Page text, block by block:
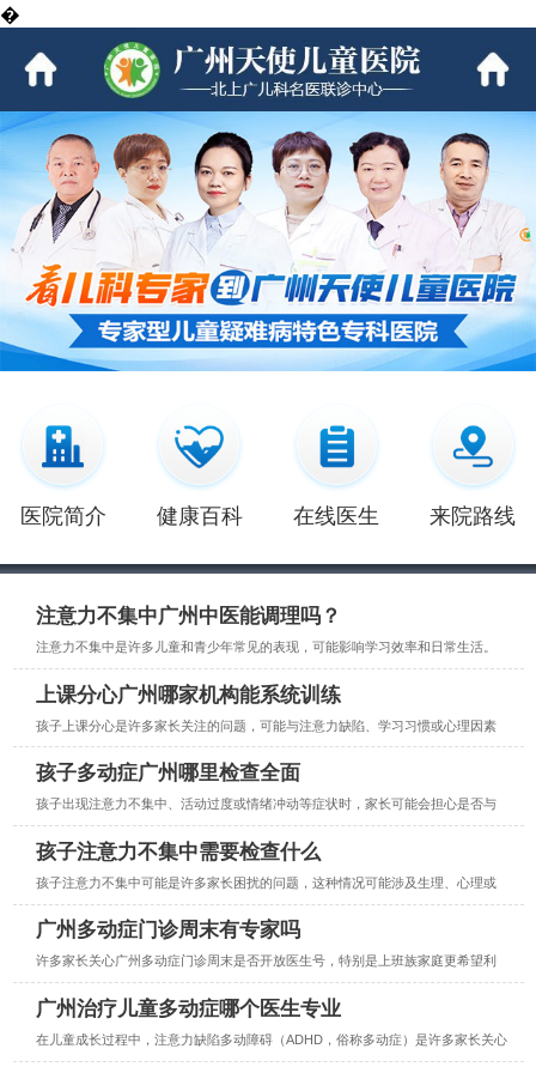
�
医院简介 健康百科 在线医生 来院路线
注意力不集中广州中医能调理吗？
注意力不集中是许多儿童和青少年常见的表现，可能影响学习效率和日常生活。
上课分心广州哪家机构能系统训练
孩子上课分心是许多家长关注的问题，可能与注意力缺陷、学习习惯或心理因素
孩子多动症广州哪里检查全面
孩子出现注意力不集中、活动过度或情绪冲动等症状时，家长可能会担心是否与
孩子注意力不集中需要检查什么
孩子注意力不集中可能是许多家长困扰的问题，这种情况可能涉及生理、心理或
广州多动症门诊周末有专家吗
许多家长关心广州多动症门诊周末是否开放医生号，特别是上班族家庭更希望利
广州治疗儿童多动症哪个医生专业
在儿童成长过程中，注意力缺陷多动障碍（ADHD，俗称多动症）是许多家长关心